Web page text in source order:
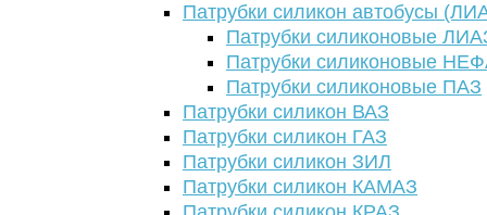
Патрубки силикон автобусы
Патрубки силиконовые
Патрубки силиконовые
Патрубки силиконовые ПАЗ
Патрубки силикон ВАЗ
Патрубки силикон ГАЗ
Патрубки силикон ЗИЛ
Патрубки силикон КАМАЗ